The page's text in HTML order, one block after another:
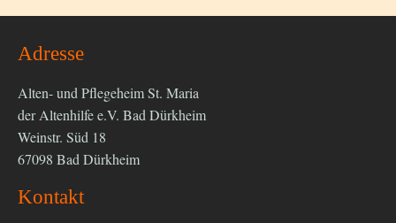
Adresse
Alten- und Pflegeheim St. Maria
der Altenhilfe e.V. Bad Dürkheim
Weinstr. Süd 18
67098 Bad Dürkheim
Kontakt